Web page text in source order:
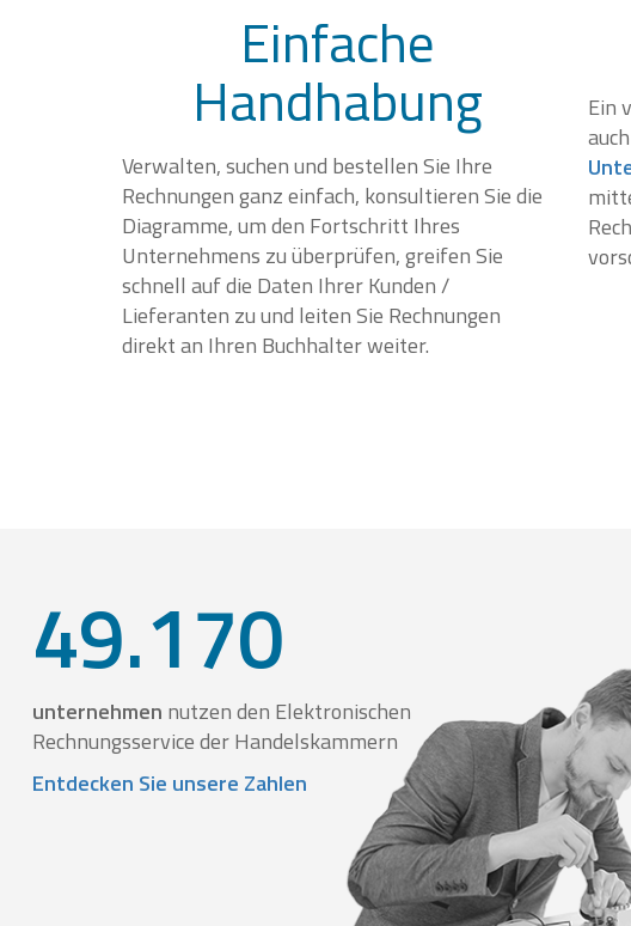
Einfache
Handhabung
Verwalten, suchen und bestellen Sie Ihre
Rechnungen ganz einfach, konsultieren Sie die
Diagramme, um den Fortschritt Ihres
Unternehmens zu überprüfen, greifen Sie
schnell auf die Daten Ihrer Kunden /
Lieferanten zu und leiten Sie Rechnungen
direkt an Ihren Buchhalter weiter.
Ein
49.170
unternehmen nutzen den Elektronischen
Rechnungsservice der Handelskammern
Entdecken Sie unsere Zahlen